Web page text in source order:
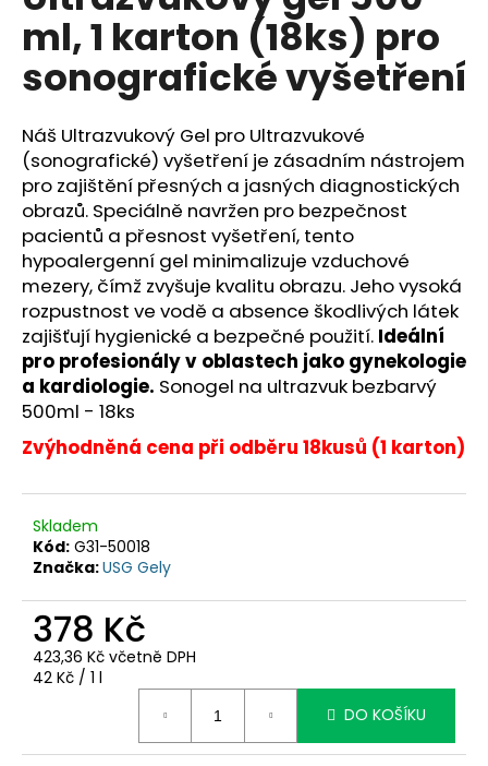
5
hvězdiček.
ml, 1 karton (18ks) pro
sonografické vyšetření
Náš Ultrazvukový Gel pro Ultrazvukové
(sonografické) vyšetření je zásadním nástrojem
pro zajištění přesných a jasných diagnostických
obrazů. Speciálně navržen pro bezpečnost
pacientů a přesnost vyšetření, tento
hypoalergenní gel minimalizuje vzduchové
mezery, čímž zvyšuje kvalitu obrazu. Jeho vysoká
rozpustnost ve vodě a absence škodlivých látek
zajišťují hygienické a bezpečné použití. Ideální
pro profesionály v oblastech jako gynekologie
a kardiologie. Sonogel na ultrazvuk bezbarvý
500ml - 18ks
Zvýhodněná cena při odběru 18kusů (1 karton)
Skladem
Kód: G31-50018
Značka:USG Gely
378 Kč
423,36 Kč včetně DPH
Měrná
42 Kč / 1 l
DO KOŠÍKU
a
j
í
?
HLEDAT
D
o
p
o
r
č
u
e